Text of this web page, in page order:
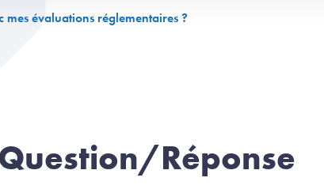
évaluations réglementaires ?
Réponse